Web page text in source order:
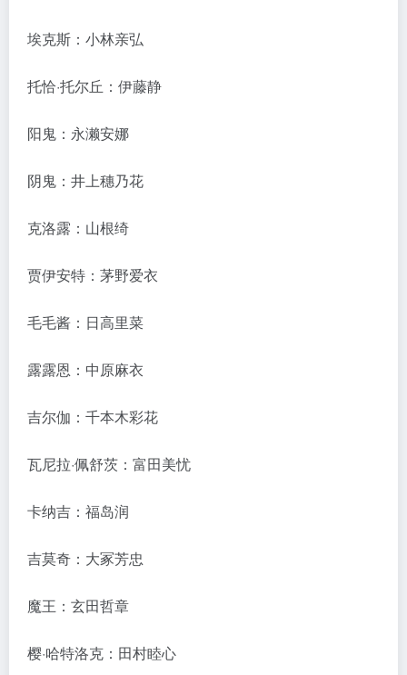
埃克斯：小林亲弘
托恰·托尔丘：伊藤静
阳鬼：永濑安娜
阴鬼：井上穗乃花
克洛露：山根绮
贾伊安特：茅野爱衣
毛毛酱：日高里菜
露露恩：中原麻衣
吉尔伽：千本木彩花
瓦尼拉·佩舒茨：富田美忧
卡纳吉：福岛润
吉莫奇：大冢芳忠
魔王：玄田哲章
樱·哈特洛克：田村睦心